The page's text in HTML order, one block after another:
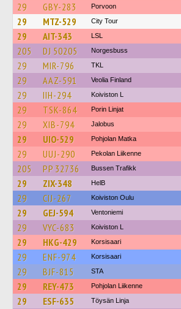
29 GBY-283 Porvoon
29 MTZ-529 City Tour
29 AIT-343 LSL
205 DJ 50205 Norgesbuss
29 MIR-796 TKL
29 AAZ-591 Veolia Finland
29 IIH-294 Koiviston L
29 TSK-864 Porin Linjat
29 XIB-794 Jalobus
29 UIO-529 Pohjolan Matka
29 UUJ-290 Pekolan Liikenne
205 PP 32736 Bussen Trafikk
29 ZIX-348 HelB
29 CIJ-267 Koiviston Oulu
29 GEJ-594 Ventoniemi
29 VYC-683 Koiviston L
29 HKG-429 Korsisaari
29 ENF-974 Korsisaari
29 BJF-815 STA
29 REY-473 Pohjolan Liikenne
29 ESF-635 Töysän Linja